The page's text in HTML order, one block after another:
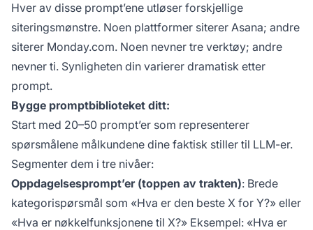
Hver av disse prompt’ene utløser forskjellige
siteringsmønstre. Noen plattformer siterer Asana; andre
siterer Monday.com. Noen nevner tre verktøy; andre
nevner ti. Synligheten din varierer dramatisk etter
prompt.
Bygge promptbiblioteket ditt:
Start med 20–50 prompt’er som representerer
spørsmålene målkundene dine faktisk stiller til LLM-er.
Segmenter dem i tre nivåer:
Oppdagelsesprompt’er (toppen av trakten): Brede
kategorispørsmål som «Hva er den beste X for Y?» eller
«Hva er nøkkelfunksjonene til X?» Eksempel: «Hva er